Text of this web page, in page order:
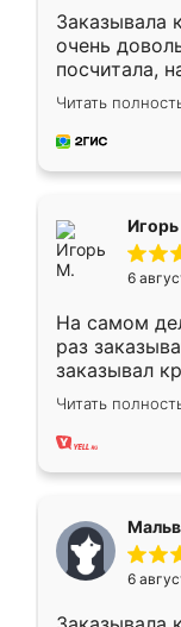
Заказывала
очень
посчитала,
Замерщик
делу со
за день,
Читать
6
На самом
раз
заказывал
ребёнка при
заказал
хорошее
меньше,
Мне
мебели
Читать
6